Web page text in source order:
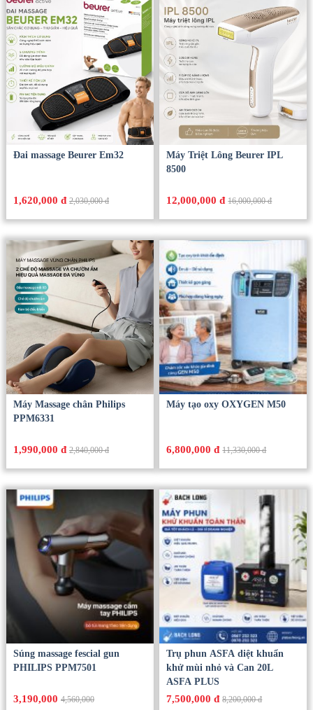
Đai massage Beurer Em32
1,620,000 đ 2,030,000 đ
Máy Triệt Lông Beurer IPL
8500
12,000,000 đ 16,000,000 đ
Máy Massage chân Philips
PPM6331
1,990,000 đ 2,840,000 đ
Máy tạo oxy OXYGEN M50
6,800,000 đ 11,330,000 đ
Súng massage fescial gun
PHILIPS PPM7501
3,190,0004,560,000
Trụ phun ASFA diệt khuẩn
khử mùi nhỏ và Can 20L
ASFA PLUS
7,500,000 đ 8,200,000 đ